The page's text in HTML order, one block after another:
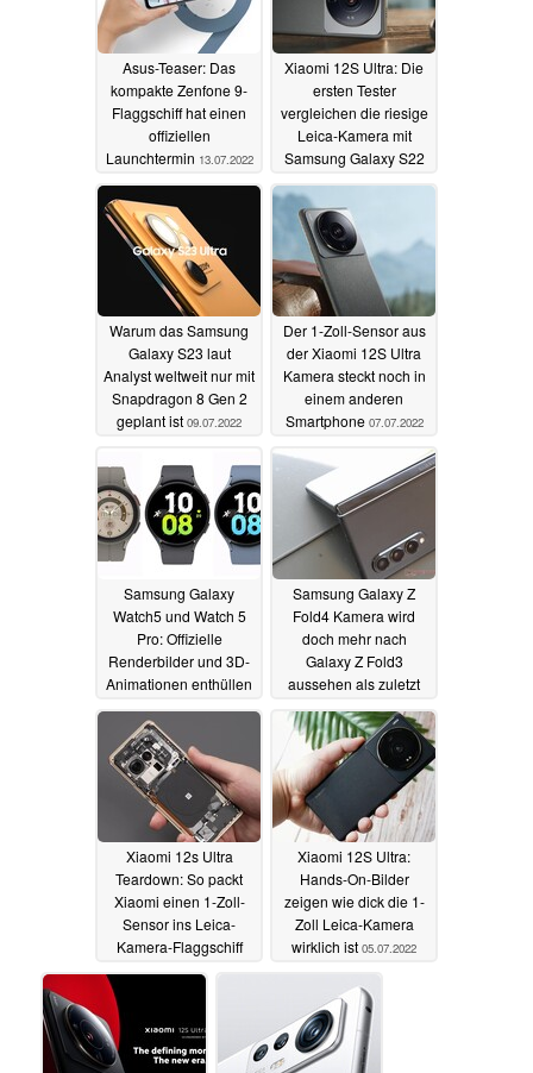
Asus-Teaser: Das
kompakte Zenfone 9-
Flaggschiff hat einen
offiziellen
Launchtermin 13.07.2022
Xiaomi 12S Ultra: Die
ersten Tester
vergleichen die riesige
Leica-Kamera mit
Samsung Galaxy S22
Pro, Google Pixel 6 Pro
und Vivo X80 Pro
09.07.2022
Warum das Samsung
Galaxy S23 laut
Analyst weltweit nur mit
Snapdragon 8 Gen 2
geplant ist 09.07.2022
Der 1-Zoll-Sensor aus
der Xiaomi 12S Ultra
Kamera steckt noch in
einem anderen
Smartphone 07.07.2022
Samsung Galaxy
Watch5 und Watch 5
Pro: Offizielle
Renderbilder und 3D-
Animationen enthüllen
07.07.2022
Samsung Galaxy Z
Fold4 Kamera wird
doch mehr nach
Galaxy Z Fold3
aussehen als zuletzt
06.07.2022
Xiaomi 12s Ultra
Teardown: So packt
Xiaomi einen 1-Zoll-
Sensor ins Leica-
Kamera-Flaggschiff
06.07.2022
Xiaomi 12S Ultra:
Hands-On-Bilder
zeigen wie dick die 1-
Zoll Leica-Kamera
wirklich ist 05.07.2022